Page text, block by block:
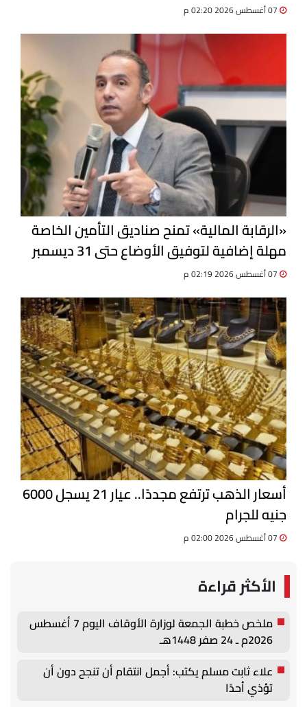
«الرقابة المالية» تمنح صناديق التأمين الخاصة
مهلة إضافية لتوفيق الأوضاع حتى 31 ديسمبر
أسعار الذهب ترتفع مجددًا.. عيار 21 يسجل 6000
جنيه للجرام
الأكثر قراءة
ملخص خطبة الجمعة لوزارة الأوقاف اليوم 7 أغسطس
2026م ـ 24 صفر 1448هـ
علاء ثابت مسلم يكتب: أجمل انتقام أن تنجح دون أن
تؤذي أحدًا